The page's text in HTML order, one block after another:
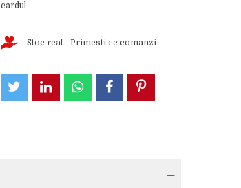
cardul
Stoc real - Primesti ce comanzi